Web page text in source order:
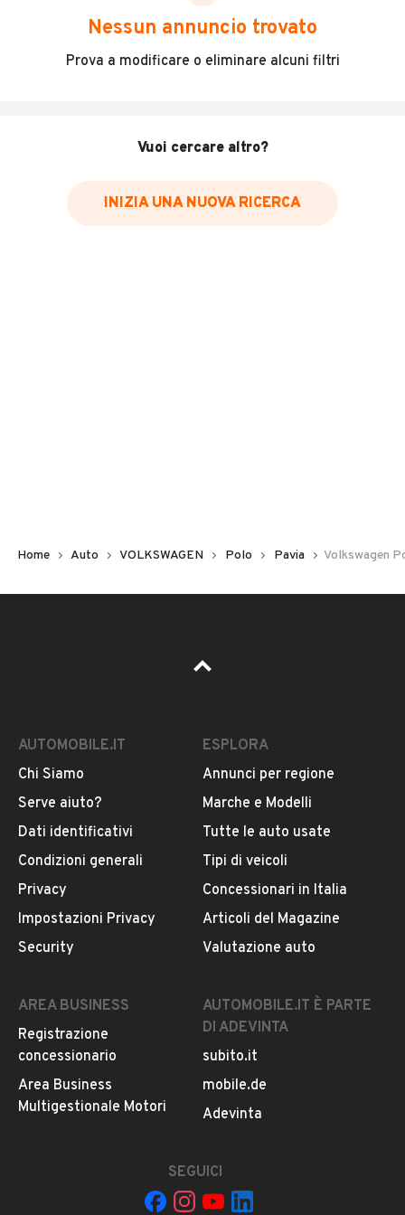
scegliere in modo trasparente e sicuro, come:
Incidenti in cui è stato coinvolto il veicolo
Data e luogo delle revisioni effettuate
Inserisci il numero di targa per verificare la disponibilità
Pubblicità
DESCRIZIONE
Proponiamo Volkswagen Polo 1.6 turbo diesel 90 cv euro
perfettamente funzionante nonostante il
INFORMAZIONI VEICOLO
DATI BASE CONSUMI ESTETICA E
Nessun annuncio trovato
Prova a modificare o eliminare alcuni filtri
Vuoi cercare altro?
INIZIA UNA NUOVA RICERCA
Home Auto VOLKSWAGEN Polo Pavia Volkswagen
AUTOMOBILE.IT
Chi Siamo
Serve aiuto?
Dati identificativi
Condizioni generali
Privacy
Impostazioni Privacy
Security
ESPLORA
Annunci per regione
Marche e Modelli
Tutte le auto usate
Tipi di veicoli
Concessionari in Italia
Articoli del Magazine
Valutazione auto
AREA BUSINESS
Registrazione
concessionario
Area Business
Multigestionale Motori
AUTOMOBILE.IT È PARTE
DI ADEVINTA
subito.it
mobile.de
Adevinta
SEGUICI